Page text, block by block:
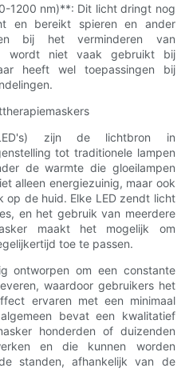
1200 nm)**: Dit licht dringt nog
en bereikt spieren en ander
bij het verminderen van
wordt niet vaak gebruikt bij
heeft wel toepassingen bij
zijn de lichtbron in
tot traditionele lampen
de warmte die gloeilampen
alleen energiezuinig, maar ook
de huid. Elke LED zendt licht
en het gebruik van meerdere
maakt het mogelijk om
toe te passen.
ontworpen om een ​​constante
waardoor gebruikers het
ervaren met een minimaal
bevat een kwalitatief
honderden of duizenden
en die kunnen worden
standen, afhankelijk van de